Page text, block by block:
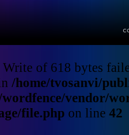
of 618 bytes
/home/tvosanvi/
vendor/
file.php on line 42